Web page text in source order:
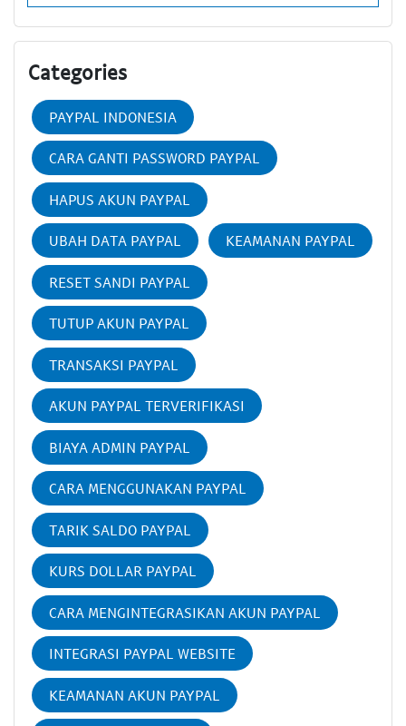
Categories
PAYPAL INDONESIA
CARA GANTI PASSWORD PAYPAL
HAPUS AKUN PAYPAL
UBAH DATA PAYPAL KEAMANAN PAYPAL
RESET SANDI PAYPAL
TUTUP AKUN PAYPAL
TRANSAKSI PAYPAL
AKUN PAYPAL TERVERIFIKASI
BIAYA ADMIN PAYPAL
CARA MENGGUNAKAN PAYPAL
TARIK SALDO PAYPAL
KURS DOLLAR PAYPAL
CARA MENGINTEGRASIKAN AKUN PAYPAL
INTEGRASI PAYPAL WEBSITE
KEAMANAN AKUN PAYPAL